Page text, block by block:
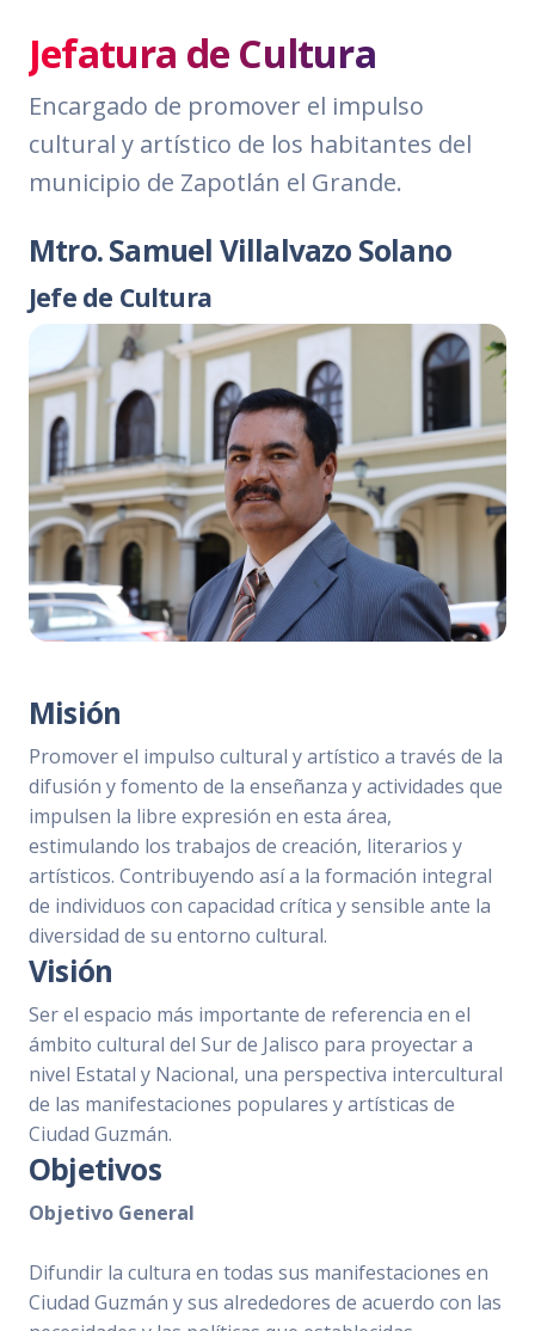
Jefatura de Cultura
Encargado de promover el impulso
cultural y artístico de los habitantes del
municipio de Zapotlán el Grande.
Mtro. Samuel Villalvazo Solano
Jefe de Cultura
Misión
Promover el impulso cultural y artístico a través de la
difusión y fomento de la enseñanza y actividades que
impulsen la libre expresión en esta área,
estimulando los trabajos de creación, literarios y
artísticos. Contribuyendo así a la formación integral
de individuos con capacidad crítica y sensible ante la
diversidad de su entorno cultural.
Visión
Ser el espacio más importante de referencia en el
ámbito cultural del Sur de Jalisco para proyectar a
nivel Estatal y Nacional, una perspectiva intercultural
de las manifestaciones populares y artísticas de
Ciudad Guzmán.
Objetivos
Objetivo General
Difundir la cultura en todas sus manifestaciones en
Ciudad Guzmán y sus alrededores de acuerdo con las